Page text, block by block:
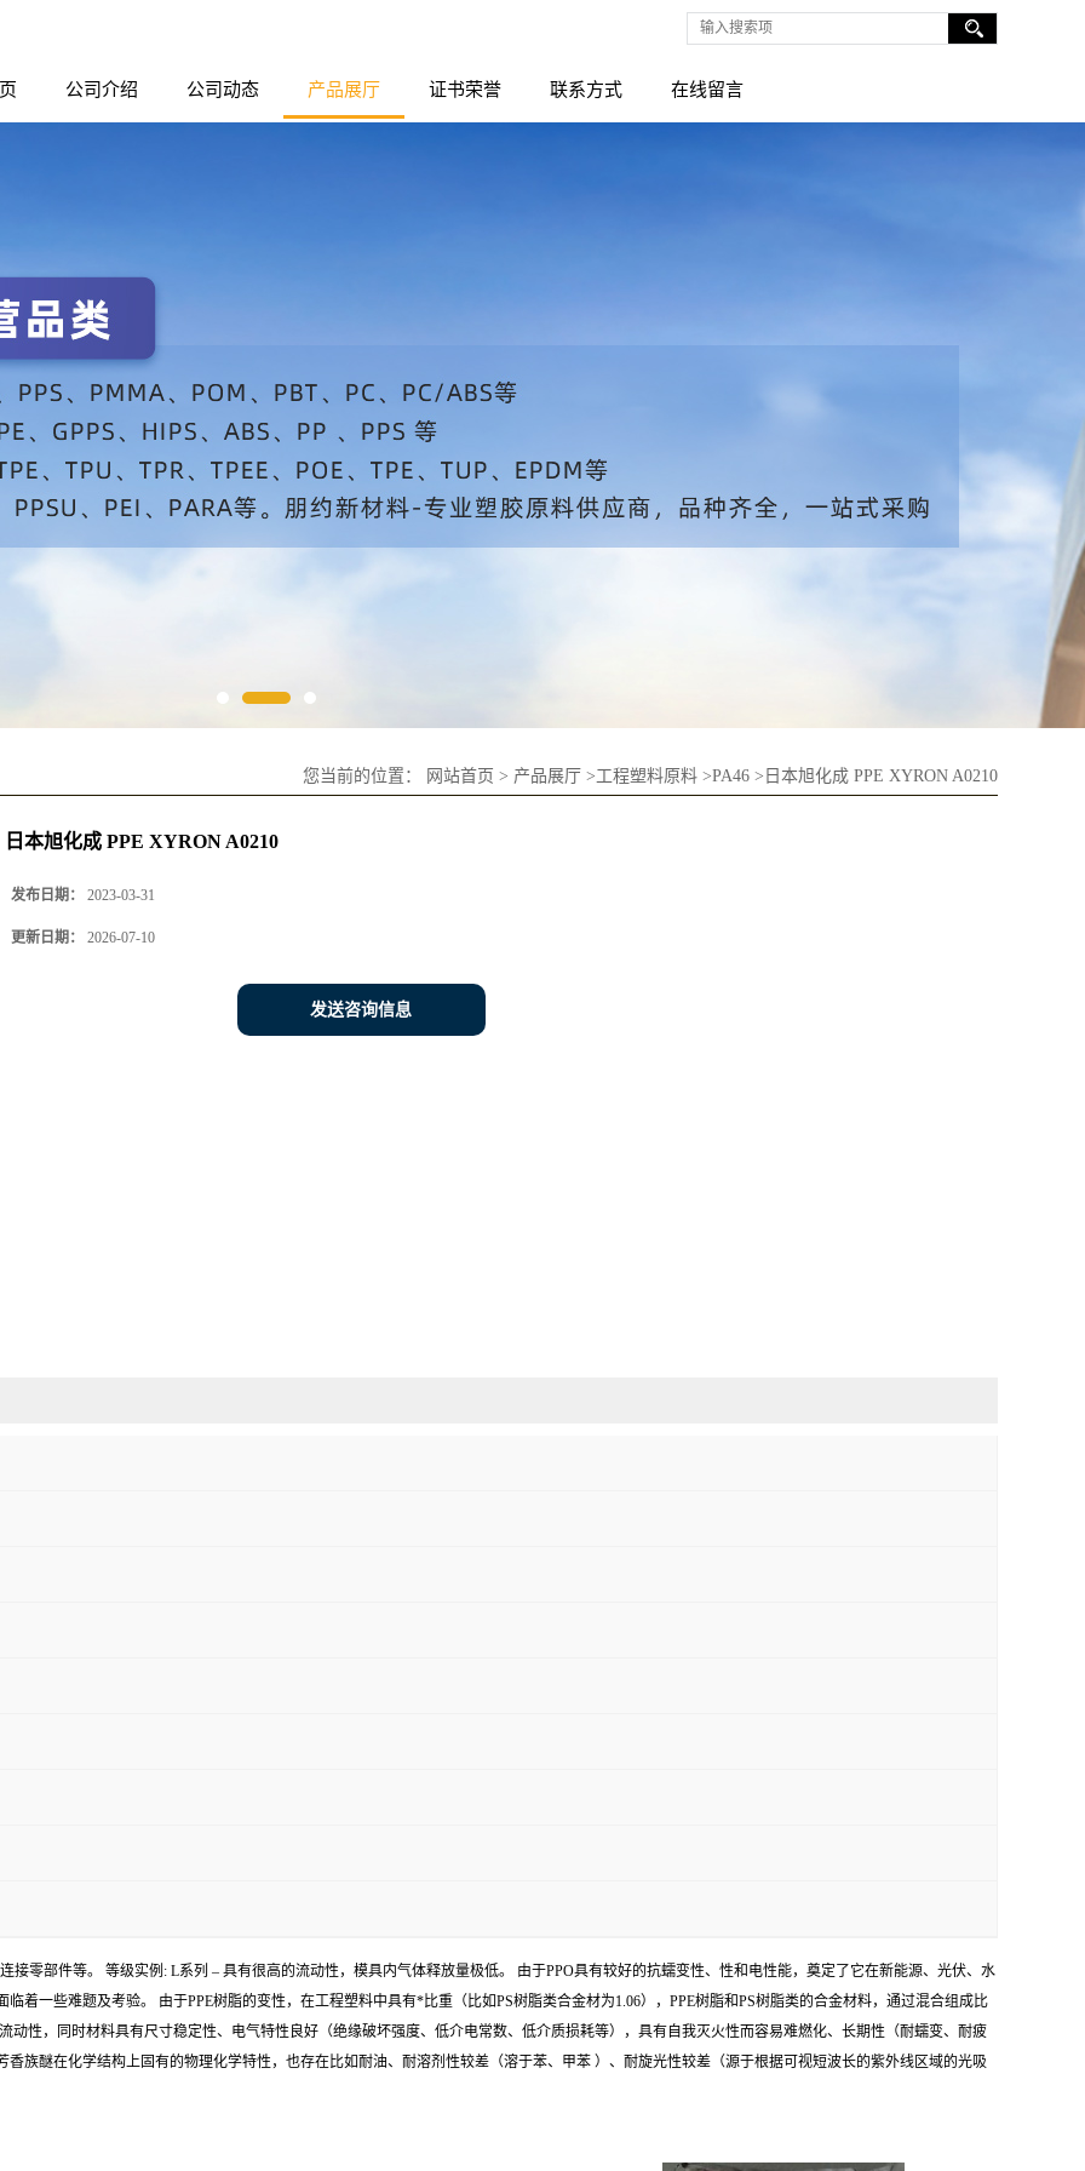
公司介绍 公司动态 产品展厅 证书荣誉 联系方式 在线留言
您当前的位置： 网站首页 > 产品展厅 >工程塑料原料 >PA46 > 日本旭化成 PPE XYRON A0210
日本旭化成 PPE XYRON A0210
发布日期： 2023-03-31
更新日期： 2026-07-10
发送咨询信息
零部件等。 等级实例: L系列 – 具有很高的流动性，模具内气体释放量极低。 由于PPO具有较好的抗蠕变性、性和电性能，奠定了它在新能源、光伏、水
着一些难题及考验。 由于PPE树脂的变性，在工程塑料中具有*比重（比如PS树脂类合金材为1.06），PPE树脂和PS树脂类的合金材料，通过混合组成比
动性，同时材料具有尺寸稳定性、电气特性良好（绝缘破坏强度、低介电常数、低介质损耗等），具有自我灭火性而容易难燃化、长期性（耐蠕变、耐疲
族醚在化学结构上固有的物理化学特性，也存在比如耐油、耐溶剂性较差（溶于苯、甲苯 ）、耐旋光性较差（源于根据可视短波长的紫外线区域的光吸